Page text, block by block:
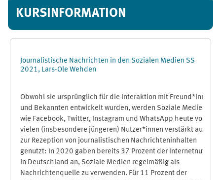
KURSINFORMATION
Journalistische Nachrichten in den Sozialen Medien SS
2021, Lars-Ole Wehden
Obwohl sie ursprünglich für die Interaktion mit Freund*innen
und Bekannten entwickelt wurden, werden Soziale Medien
wie Facebook, Twitter, Instagram und WhatsApp heute von
vielen (insbesondere jüngeren) Nutzer*innen verstärkt auch
zur Rezeption von journalistischen Nachrichteninhalten
genutzt: In 2020 gaben bereits 37 Prozent der Internetnutzer
in Deutschland an, Soziale Medien regelmäßig als
Nachrichtenquelle zu verwenden. Für 11 Prozent der